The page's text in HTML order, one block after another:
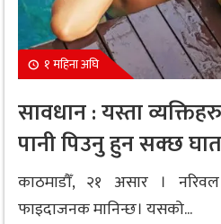
१ महिना अघि
सावधान : यस्ता
पानी पिउनु हुन सक्छ
काठमाडौँ, २१ असार ।
फाइदाजनक मानिन्छ। यसको...